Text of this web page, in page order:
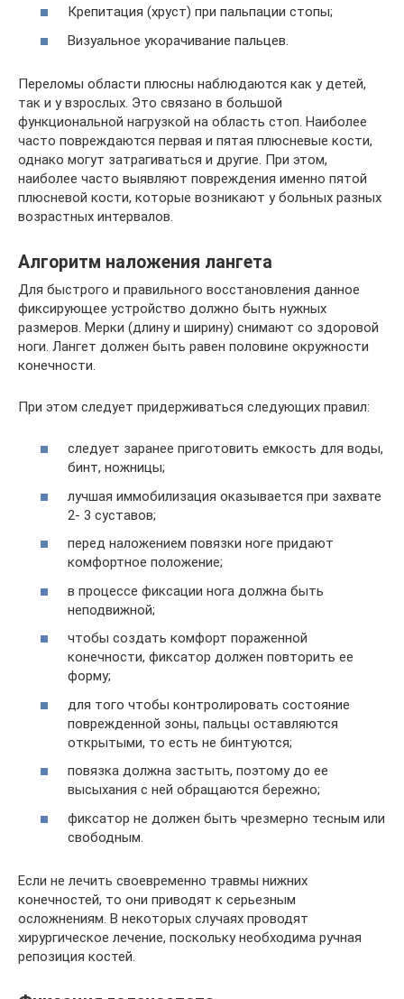
Крепитация (хруст) при пальпации стопы;
Визуальное укорачивание пальцев.
Переломы области плюсны наблюдаются как у детей,
так и у взрослых. Это связано в большой
функциональной нагрузкой на область стоп. Наиболее
часто повреждаются первая и пятая плюсневые кости,
однако могут затрагиваться и другие. При этом,
наиболее часто выявляют повреждения именно пятой
плюсневой кости, которые возникают у больных разных
возрастных интервалов.
Алгоритм наложения лангета
Для быстрого и правильного восстановления данное
фиксирующее устройство должно быть нужных
размеров. Мерки (длину и ширину) снимают со здоровой
ноги. Лангет должен быть равен половине окружности
конечности.
При этом следует придерживаться следующих правил:
следует заранее приготовить емкость для воды,
бинт, ножницы;
лучшая иммобилизация оказывается при захвате
2- 3 суставов;
перед наложением повязки ноге придают
комфортное положение;
в процессе фиксации нога должна быть
неподвижной;
чтобы создать комфорт пораженной
конечности, фиксатор должен повторить ее
форму;
для того чтобы контролировать состояние
поврежденной зоны, пальцы оставляются
открытыми, то есть не бинтуются;
повязка должна застыть, поэтому до ее
высыхания с ней обращаются бережно;
фиксатор не должен быть чрезмерно тесным или
свободным.
Если не лечить своевременно травмы нижних
конечностей, то они приводят к серьезным
осложнениям. В некоторых случаях проводят
хирургическое лечение, поскольку необходима ручная
репозиция костей.